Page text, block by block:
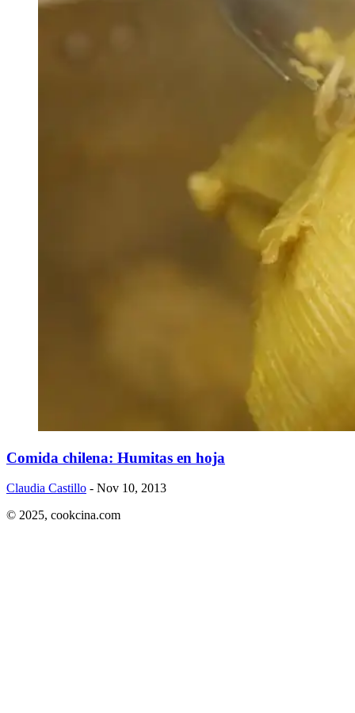
Comida chilena: Humitas en hoja
Claudia Castillo - Nov 10, 2013
© 2025, cookcina.com